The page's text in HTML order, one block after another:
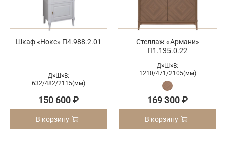
Шкаф «Нокс» П4.988.2.01
Д×Ш×В:
632/482/2115(мм)
150 600 ₽
В корзину
Стеллаж «Армани»
П1.135.0.22
Д×Ш×В:
1210/471/2105(мм)
169 300 ₽
В корзину